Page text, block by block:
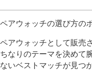
ペアウォッチの選び方の
ペアウォッチとして販売
ちなりのテーマを決めて
ないベストマッチが見つ